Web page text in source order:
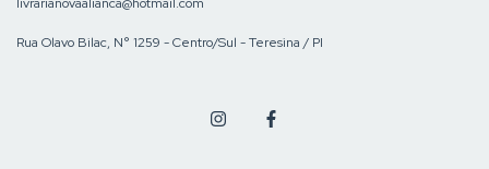
livrarianovaalianca@hotmail.com
Rua Olavo Bilac, N° 1259 - Centro/Sul - Teresina / PI